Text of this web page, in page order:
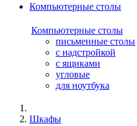
Компьютерные столы
Компьютерные столы
письменные столы
с надстройкой
с ящиками
угловые
для ноутбука
Шкафы